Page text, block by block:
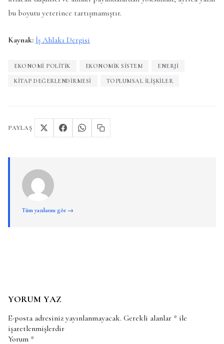
bu boyutu yeterince tartışmamıştır.
Kaynak: İş Ahlakı Dergisi
EKONOMI POLITIK EKONOMIK SISTEM ENERJI
KITAP DEĞERLENDIRMESI TOPLUMSAL ILIŞKILER
PAYLAŞ
Tüm yazılarını gör →
YORUM YAZ
E-posta adresiniz yayınlanmayacak. Gerekli alanlar * ile
işaretlenmişlerdir
Yorum *